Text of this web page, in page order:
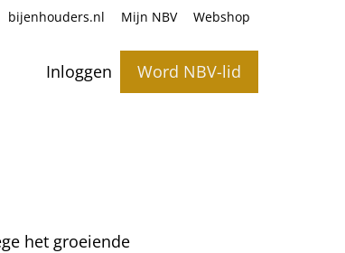
Inloggen Word NBV-lid
bijenhouders.nl Mijn NBV Webshop
het groeiende